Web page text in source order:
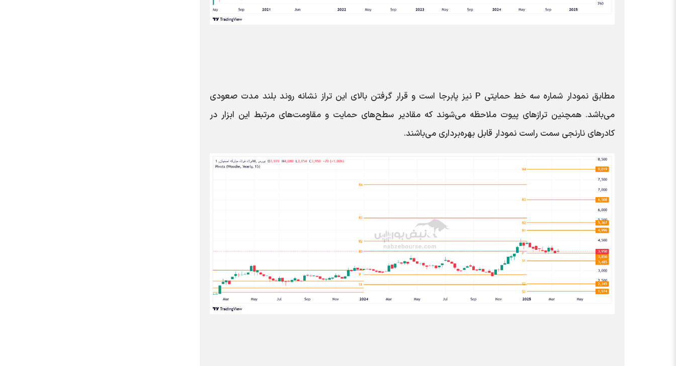
مطابق نمودار شماره سه خط حمایتی P نیز پابرجا است و قرار گرفتن بالای این تراز نشانه روند بلند مدت صعودی
می‌باشد. همچنین تراز‌های پیوت ملاحظه می‌شوند که مقادیر سطح‌های حمایت و مقاومت‌های مرتبط این ابزار در
کادر‌های نارنجی سمت راست نمودار قابل بهره‌برداری می‌باشند.